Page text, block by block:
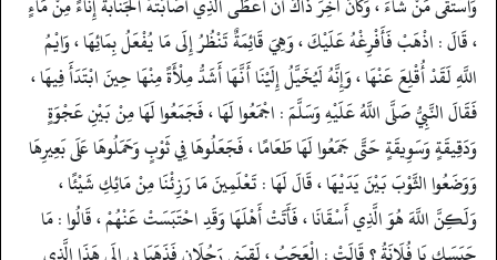
، قَالَ : اذْهَبْ فَأَفْرِغْهُ عَلَيْكَ ، وَهِيَ قَائِمَةٌ تَنْظُرُ إِلَى مَا يُفْعَلُ بِمَائِهَا ، وَايْمُ
اللَّهِ لَقَدْ أُقْلِعَ عَنْهَا ، وَإِنَّهُ لَيُخَيَّلُ إِلَيْنَا أَنَّهَا أَشَدُّ مِلْأَةً مِنْهَا حِينَ ابْتَدَأَ فِيهَا ،
فَقَالَ النَّبِيُّ صَلَّى اللَّهُ عَلَيْهِ وَسَلَّمَ : اجْمَعُوا لَهَا ، فَجَمَعُوا لَهَا مِنْ بَيْنِ عَجْوَةٍ
وَدَقِيقَةٍ وَسَوِيقَةٍ حَتَّى جَمَعُوا لَهَا طَعَامًا ، فَجَعَلُوهَا فِي ثَوْبٍ وَحَمَلُوهَا عَلَى بَعِيرِهَا
وَوَضَعُوا الثَّوْبَ بَيْنَ يَدَيْهَا ، قَالَ لَهَا : تَعْلَمِينَ مَا رَزِئْنَا مِنْ مَائِكِ شَيْئًا ،
وَلَكِنَّ اللَّهَ هُوَ الَّذِي أَسْقَانَا ، فَأَتَتْ أَهْلَهَا وَقَدِ احْتَبَسَتْ عَنْهُمْ ، قَالُوا : مَا